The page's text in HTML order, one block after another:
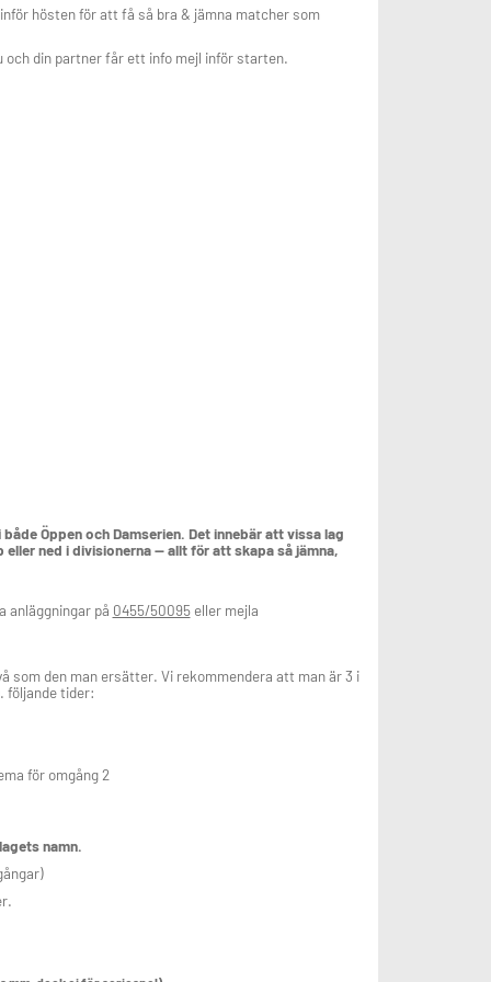
hösten för att få så bra & jämna matcher som
din partner får ett info mejl inför starten.
Öppen och Damserien. Det innebär att vissa lag
eller ned i divisionerna — allt för att skapa så jämna,
anläggningar på 0455/50095eller mejla
som den man ersätter. Vi rekommendera att man är 3 i
följande tider:
för omgång 2
namn.